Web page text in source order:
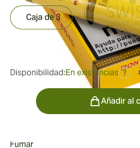
53,20 €
Disponibilidad:En existencias ?
Caja de 3
Cantidad
Añadir al
Fumar